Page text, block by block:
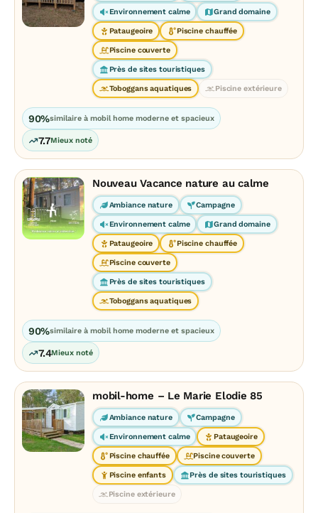
Environnement calme Grand domaine
Pataugeoire Piscine chauffée
Piscine couverte
Près de sites touristiques
Toboggans aquatiques Piscine extérieure
90%similaire à mobil home moderne et spacieux
7.7Mieux noté
Nouveau Vacance nature au calme
Ambiance nature Campagne
Environnement calme Grand domaine
Pataugeoire Piscine chauffée
Piscine couverte
Près de sites touristiques
Toboggans aquatiques
90%similaire à mobil home moderne et spacieux
7.4Mieux noté
mobil-home – Le Marie Elodie 85
Ambiance nature Campagne
Environnement calme Pataugeoire
Piscine chauffée Piscine couverte
Piscine enfants Près de sites touristiques
Piscine extérieure